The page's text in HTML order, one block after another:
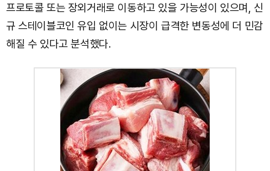
프로토콜 또는 장외거래로 이동하고 있을 가능성이 있으며, 신
규 스테이블코인 유입 없이는 시장이 급격한 변동성에 더 민감
해질 수 있다고 분석했다.